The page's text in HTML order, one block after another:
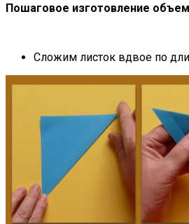
Пошаговое изготовление
Сложим листок вдвое по